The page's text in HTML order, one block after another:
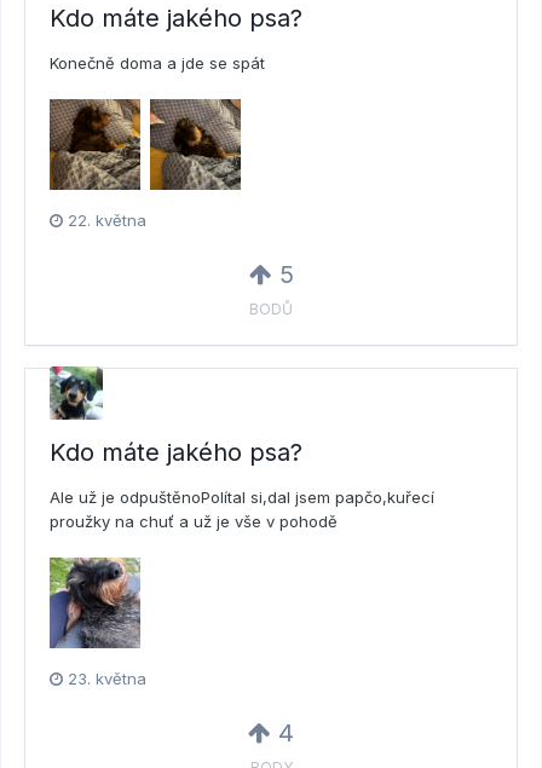
Kdo máte jakého psa?
Konečně doma a jde se spát
22. května
5
BODŮ
Kdo máte jakého psa?
Ale už je odpuštěnoPolítal si,dal jsem papčo,kuřecí
proužky na chuť a už je vše v pohodě
23. května
4